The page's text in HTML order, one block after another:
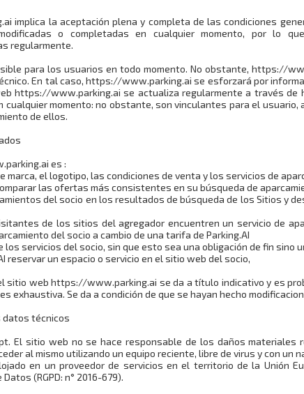
implica la aceptación plena y completa de las condiciones
o completadas en cualquier momento, por lo
regularmente.
para los usuarios en todo momento. No obstante, https://
En tal caso, https://www.parking.ai se esforzará por
https://www.parking.ai se actualiza regularmente a través de
cualquier momento: no obstante, son vinculantes para el
de ellos.
es :
marca, el logotipo, las condiciones de venta y los servicios de
las ofertas más consistentes en su búsqueda de
del socio en los resultados de búsqueda de los Sitios y
de los sitios del agregador encuentren un servicio de
del socio a cambio de una tarifa de Parking.AI
servicios del socio, sin que esto sea una obligación de fin sino
reservar un espacio o servicio en el sitio web del socio,
sitio web https://www.parking.ai se da a título indicativo y es
Se da a condición de que se hayan hecho
datos técnicos
El sitio web no se hace responsable de los daños materiales
al mismo utilizando un equipo reciente, libre de virus y con un
en un proveedor de servicios en el territorio de la Unión
(RGPD: n° 2016-679).